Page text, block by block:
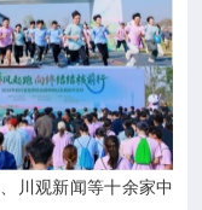
川观新闻等十余家中